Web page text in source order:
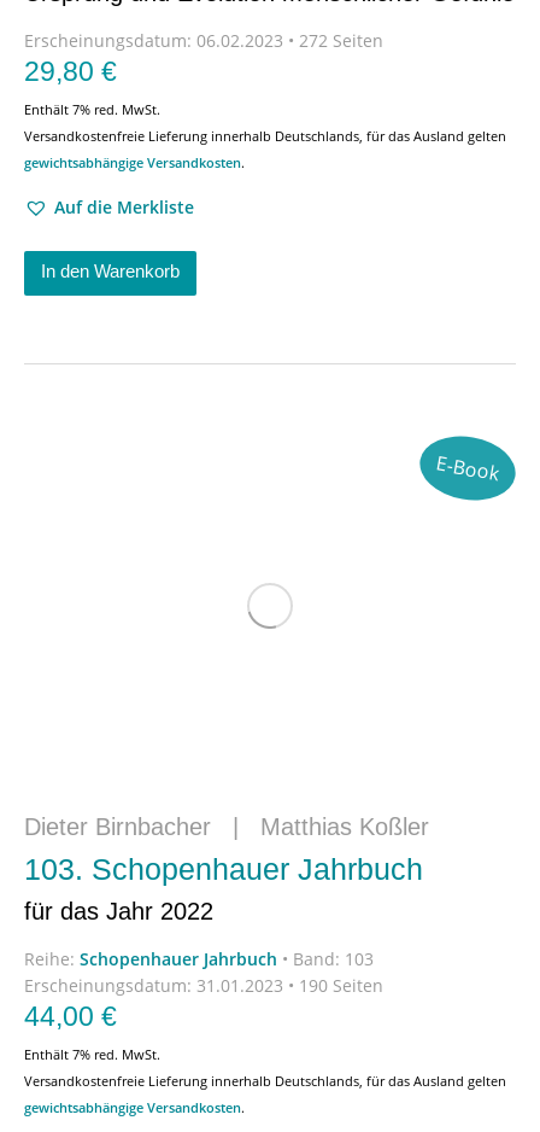
Erscheinungsdatum: 06.02.2023 • 272 Seiten
29,80 €
Enthält 7% red. MwSt.
Versandkostenfreie Lieferung innerhalb Deutschlands, für das Ausland gelten
gewichtsabhängige Versandkosten.
Auf die Merkliste
In den Warenkorb
E-Book
Dieter Birnbacher Matthias Koßler
103. Schopenhauer Jahrbuch
für das Jahr 2022
Reihe: Schopenhauer Jahrbuch • Band: 103
Erscheinungsdatum: 31.01.2023 • 190 Seiten
44,00 €
Enthält 7% red. MwSt.
Versandkostenfreie Lieferung innerhalb Deutschlands, für das Ausland gelten
gewichtsabhängige Versandkosten.